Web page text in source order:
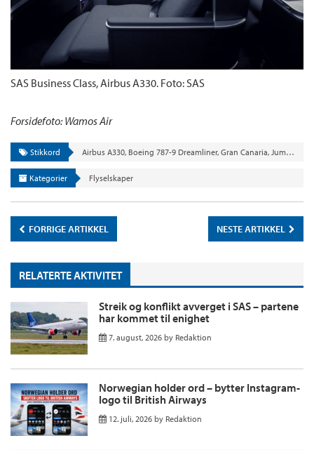
SAS Business Class, Airbus A330. Foto: SAS
Forsidefoto: Wamos Air
Stikkord Airbus A330, Boeing 787-9 Dreamliner, Gran Canaria, Jumbojet
Kategorier Flyselskaper
FORRIGE ARTIKKEL NESTE ARTIKKEL
RELATERTE AKTIVITET
Streik og konflikt avverget i SAS – partene
har kommet til enighet
7. august, 2026 by Redaktion
Norwegian holder ord – bytter Instagram-
logo til British Airways
12. juli, 2026 by Redaktion